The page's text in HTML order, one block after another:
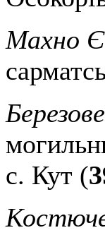
Махно
с. Кут (